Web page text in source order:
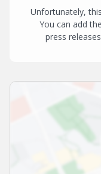
Unfortunately,
You can add
press